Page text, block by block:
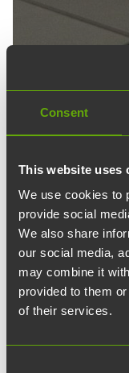
Consent
This website uses
We use cookies to
provide social
We also share
our social media,
may combine it
provided to them
of their services.
wavesJoki
Miksi